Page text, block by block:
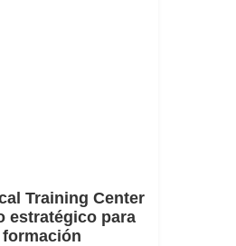
Training Center
estratégico para